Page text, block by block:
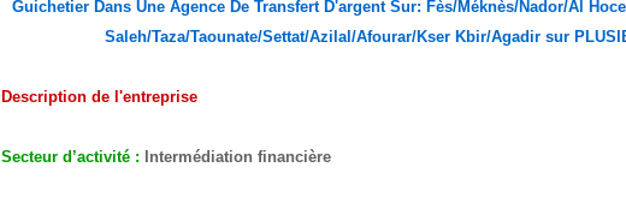
(20) Guichetier Dans Une Agence De Transfert D'argent Sur: Fès/Méknès/Nador/Al
Saleh/Taza/Taounate/Settat/Azilal/Afourar/Kser Kbir/Agadir sur
Description de l'entreprise
Secteur d’activité : Intermédiation financière